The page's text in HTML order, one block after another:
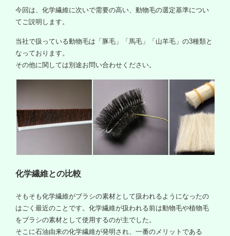
今回は、化学繊維に次いで需要の高い、動物毛の選定基準につい
てご説明します。
当社で扱っている動物毛は「豚毛」「馬毛」「山羊毛」の3種類と
なっております。
その他に関しては別途お問い合わせください。
化学繊維との比較
そもそも化学繊維がブラシの素材として扱われるようになったの
はごく最近のことです。化学繊維が扱われる前は動物毛や植物毛
をブラシの素材として使用するのが主でした。
そこに石油由来の化学繊維が発明され、一番のメリットである